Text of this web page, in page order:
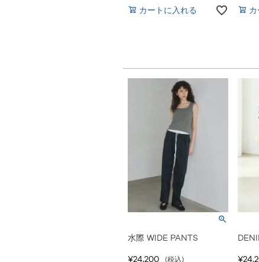
カートに入れる
水際 WIDE PANTS
¥24,200 税込 ¥